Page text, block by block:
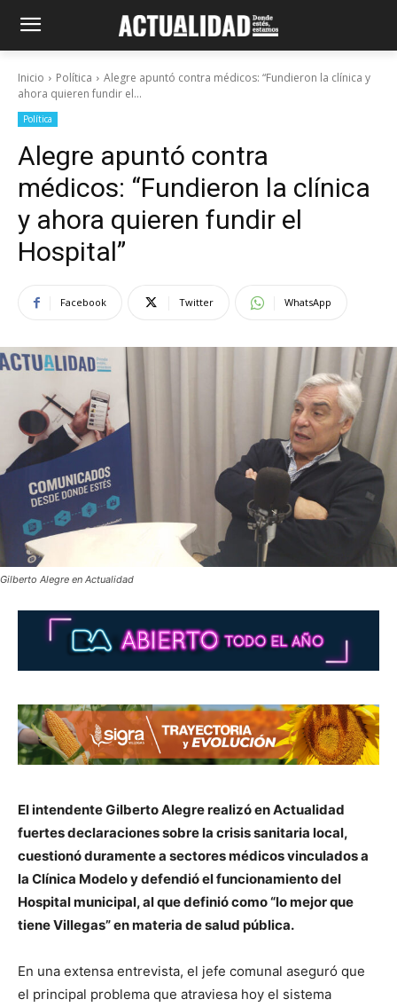
Inicio Política
Alegre apuntó contra médicos: “Fundieron la clínica y
ahora quieren fundir el...
Política
Alegre apuntó contra
médicos: “Fundieron la clínica
y ahora quieren fundir el
Hospital”
Facebook Twitter WhatsApp
Gilberto Alegre en Actualidad
El intendente Gilberto Alegre realizó en Actualidad
fuertes declaraciones sobre la crisis sanitaria local,
cuestionó duramente a sectores médicos vinculados a
la Clínica Modelo y defendió el funcionamiento del
Hospital municipal, al que definió como “lo mejor que
tiene Villegas” en materia de salud pública.
En una extensa entrevista, el jefe comunal aseguró que
el principal problema que atraviesa hoy el sistema